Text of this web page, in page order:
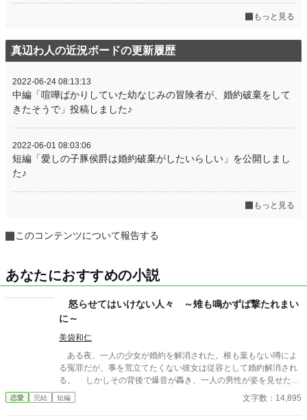
もっと見る
真辺わ人の近況ボードの更新履歴
2022-06-24 08:13:13
中編「喧嘩ばかりしていた幼なじみの冒険者が、婚約破棄をして
きたそうで」投稿しました♪
2022-06-01 08:03:06
短編「愛しの子豚侯爵は婚約破棄がしたいらしい」を公開しまし
た♪
もっと見る
このコンテンツについて報告する
あなたにおすすめの小説
怒らせてはいけない人々 ～雉も鳴かずば撃たれまい
に～
美袋和仁
ある夜、一人の少女が婚約を解消された。根も葉もない噂によ
る冤罪だが、事を荒立てたくない彼女は従容として婚約解消され
る。 しかしその背後で爆音が轟き、一人の男性が姿を見せた。
彼は少女の父親。 怒らせてはならない人々に繋がる少女の婚約
解消が、思わぬ展開を導きだす。 なんとなくの一気書き。御笑
恋愛 完結 短編 文字数：14,895